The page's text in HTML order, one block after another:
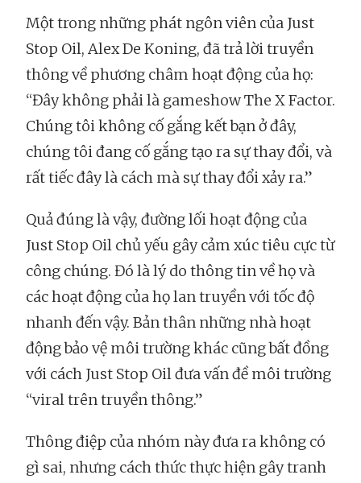
Một trong những phát ngôn viên của Just
Stop Oil, Alex De Koning, đã trả lời truyền
thông về phương châm hoạt động của họ:
“Đây không phải là gameshow The X Factor.
Chúng tôi không cố gắng kết bạn ở đây,
chúng tôi đang cố gắng tạo ra sự thay đổi, và
rất tiếc đây là cách mà sự thay đổi xảy ra.”
Quả đúng là vậy, đường lối hoạt động của
Just Stop Oil chủ yếu gây cảm xúc tiêu cực từ
công chúng. Đó là lý do thông tin về họ và
các hoạt động của họ lan truyền với tốc độ
nhanh đến vậy. Bản thân những nhà hoạt
động bảo vệ môi trường khác cũng bất đồng
với cách Just Stop Oil đưa vấn đề môi trường
“viral trên truyền thông.”
Thông điệp của nhóm này đưa ra không có
gì sai, nhưng cách thức thực hiện gây tranh